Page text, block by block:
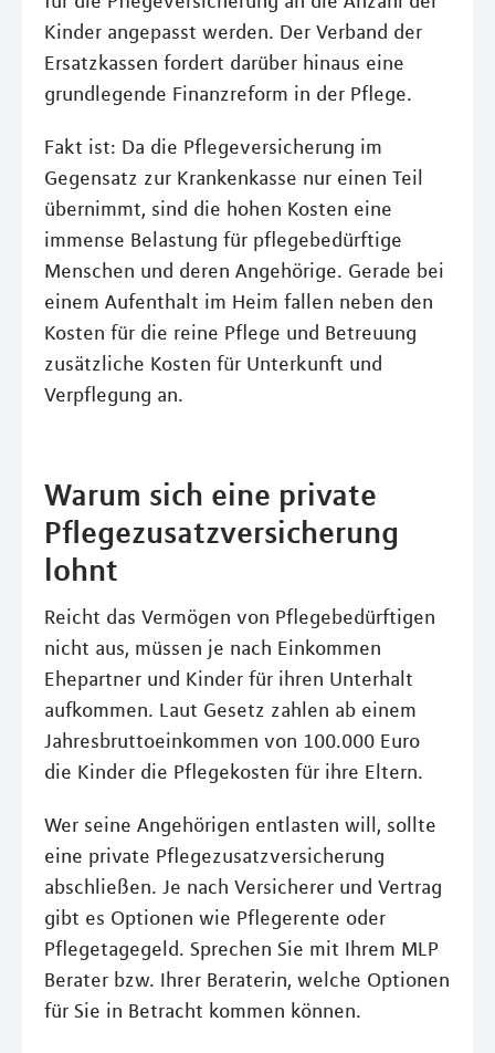
Kinder angepasst werden. Der Verband der
Ersatzkassen fordert darüber hinaus eine
grundlegende Finanzreform in der Pflege.
Fakt ist: Da die Pflegeversicherung im
Gegensatz zur Krankenkasse nur einen Teil
übernimmt, sind die hohen Kosten eine
immense Belastung für pflegebedürftige
Menschen und deren Angehörige. Gerade bei
einem Aufenthalt im Heim fallen neben den
Kosten für die reine Pflege und Betreuung
zusätzliche Kosten für Unterkunft und
Verpflegung an.
Warum sich eine private
Pflegezusatzversicherung
lohnt
Reicht das Vermögen von Pflegebedürftigen
nicht aus, müssen je nach Einkommen
Ehepartner und Kinder für ihren Unterhalt
aufkommen. Laut Gesetz zahlen ab einem
Jahresbruttoeinkommen von 100.000 Euro
die Kinder die Pflegekosten für ihre Eltern.
Wer seine Angehörigen entlasten will, sollte
eine private Pflegezusatzversicherung
abschließen. Je nach Versicherer und Vertrag
gibt es Optionen wie Pflegerente oder
Pflegetagegeld. Sprechen Sie mit Ihrem MLP
Berater bzw. Ihrer Beraterin, welche Optionen
für Sie in Betracht kommen können.